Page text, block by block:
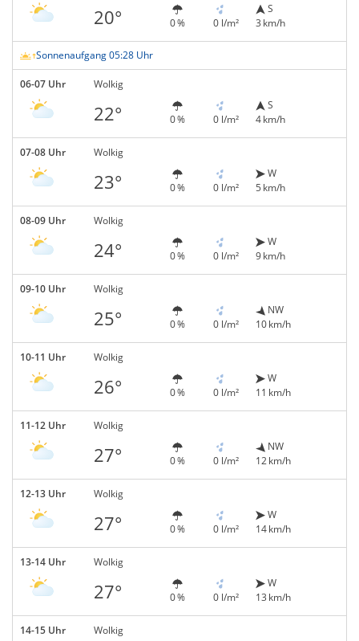
20° 0 % 0 l/m²
S
3 km/h
Sonnenaufgang 05:28 Uhr
06-07 Uhr Wolkig
22° 0 % 0 l/m²
S
4 km/h
07-08 Uhr Wolkig
23° 0 % 0 l/m²
W
5 km/h
08-09 Uhr Wolkig
24° 0 % 0 l/m²
W
9 km/h
09-10 Uhr Wolkig
25° 0 % 0 l/m²
NW
10 km/h
10-11 Uhr Wolkig
26° 0 % 0 l/m²
W
11 km/h
11-12 Uhr Wolkig
27° 0 % 0 l/m²
NW
12 km/h
12-13 Uhr Wolkig
27° 0 % 0 l/m²
W
14 km/h
13-14 Uhr Wolkig
27° 0 % 0 l/m²
W
13 km/h
14-15 Uhr Wolkig